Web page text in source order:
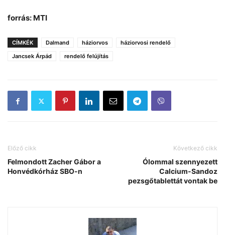
forrás: MTI
CÍMKÉK Dalmand háziorvos
háziorvosi rendelő
Jancsek Árpád
rendelő felújítás
Előző cikk
Felmondott Zacher Gábor a
Honvédkórház SBO-n
Következő cikk
Ólommal szennyezett
Calcium-Sandoz
pezsgőtablettát vontak be